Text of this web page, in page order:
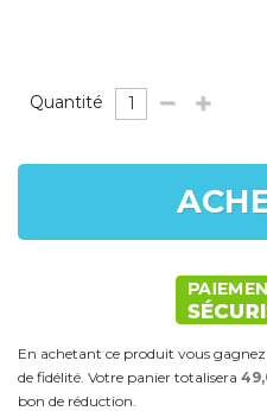
Quantité
En achetant ce produit vous gagnez
de fidélité. Votre panier totalisera
bon de réduction.